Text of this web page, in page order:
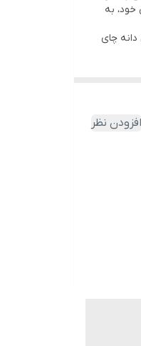
خود، به
چای
افزودن نظر